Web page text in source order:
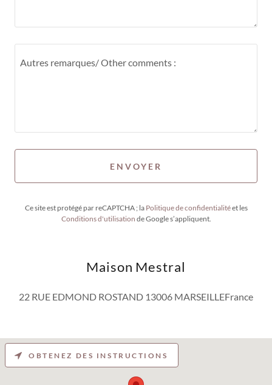
ENVOYER
Ce site est protégé par reCAPTCHA ; la Politique de confidentialitéet les
Conditions d'utilisation de Google s’appliquent.
Maison Mestral
22 RUE EDMOND ROSTAND 13006 MARSEILLEFrance
OBTENEZ DES INSTRUCTIONS